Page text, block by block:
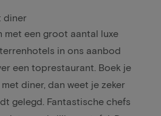
diner
met een groot aantal luxe
in ons aanbod
een toprestaurant. Boek je
diner, dan weet je zeker
gelegd. Fantastische chefs